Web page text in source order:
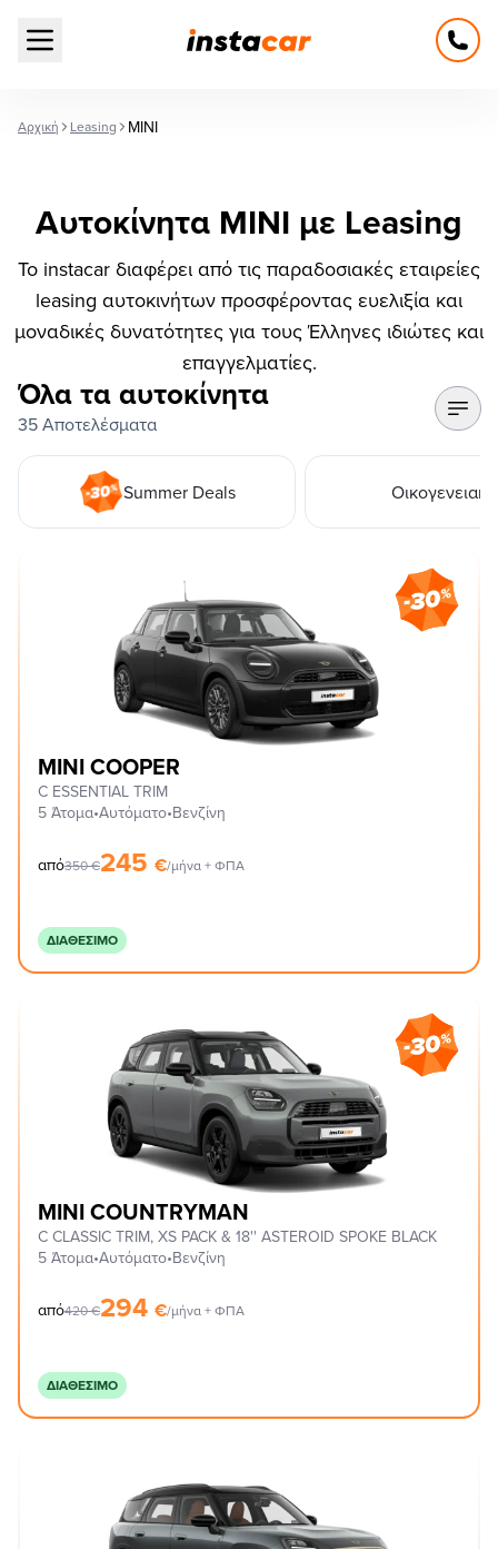
Open main menu
Αρχική Leasing MINI
Αυτοκίνητα MINI με Leasing
Το instacar διαφέρει από τις παραδοσιακές εταιρείες
leasing αυτοκινήτων προσφέροντας ευελιξία και
μοναδικές δυνατότητες για τους Έλληνες ιδιώτες και
επαγγελματίες.
Όλα τα αυτοκίνητα
35 Αποτελέσματα
Summer Deals Οικογενειακά
MINI COOPER
C ESSENTIAL TRIM
5 Άτομα•Αυτόματο•Βενζίνη
από350€245 €/μήνα + ΦΠΑ
ΔΙΑΘΈΣΙΜΟ
MINI COUNTRYMAN
C CLASSIC TRIM, XS PACK & 18'' ASTEROID SPOKE BLACK
5 Άτομα•Αυτόματο•Βενζίνη
από420€294 €/μήνα + ΦΠΑ
ΔΙΑΘΈΣΙΜΟ